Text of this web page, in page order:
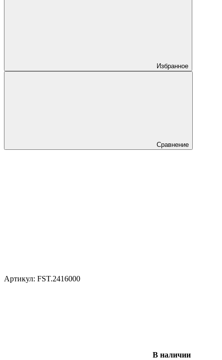
Избранное
Сравнение
Артикул: FST.2416000
В наличии